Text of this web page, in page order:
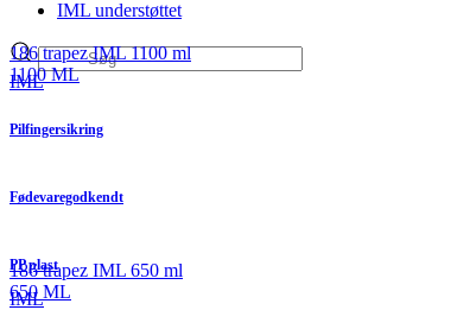
IML understøttet
IML
186 trapez IML 1100 ml
1100 ML
Pilfingersikring
Fødevaregodkendt
PP plast
IML
186 trapez IML 650 ml
650 ML